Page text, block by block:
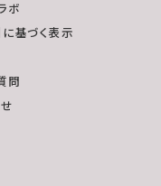
ボ
基づく表示
問